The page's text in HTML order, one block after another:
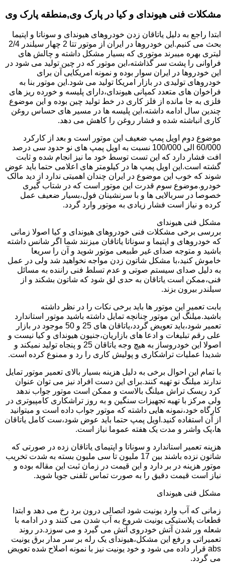
مشکلات فنی هیوندای و کیا در پارک وی,منطقه پارک وی
ابتدا راجع به دلیل یاتاقان زدن خودروهای هیوندای و سوناتا و اپتیما
بحث می کنیم.این خودروها در ایران از موتور تتا 2 چهار سیلندر 2/4
لیتری بهره میبرند موتوری که بسیار مشکل داشته و چالش های
فراوانی را پشت سر گذاشته،این موتور که در چین تولید می شود در
این خودروها در ایران سوار بوده و نمونه امریکایی آن برای
خودروهای تولیدی در بازار امریکا تولید می شود.این موتور بنا به
فراخوان های متعدد کمپانی هیوندای،دارای پلیسه و خورده ریز های
فلزی به جا مانده از فلز کاری در خط تولید چین بوده و این موضوع
چندین سال ادامه داشته،این پلیسه ها در مسیر های حساس روغن
کاری انباشته شده و فشار روغن را کاهش می دهد.
موضوع دوم اویل پمپ ضعیف این موتور است و بعد از کارکرد
60/000 الی 100/000 نسبت به اویل پمپ های نو حدود سی درصد
افت فشار دارد که این تست توسط خود ما نیز انجام شده و ثابت
گشته است.این اویل پمپ ها در کیلومتر های اعلامی حتما باید عوض
شوند که خوب این موضوع در ایران چندان اهمیتی ندارد از دید مالک
خودرو.موضوع سوم قدرت این موتور است که در شتاب گیری
خصوصا در سربالایی ها و با سرنشینان فول،بسیار ضعیف عمل
کرده و نیاز است فشار زیادی به موتور وارد گردد.
مشکل فنی هیوندای
بررسی برخی مشکلات فنی خودروهای هیوندای و کیا اصولا زمانی
که خودروهای و اپتیما و سوناتا یاتاقان میزنند شما اگر شانس داشته
باشید و متوجه صدای غیر طبیعی موتور شوید و آن را سریعا
خاموش کنید،با مشکل شاتون زدن مواجه نخواهید شد ولی در عمل
به دلیل صدای سیستم صوتی و عدم تسلط فنی راننده به مسائل
فنی،ممکن است یاتاقان به حدی لق شود که شاتون بشکند و از
سیلندر بیرون بزند.
بابت تعمیر این موتور ها باید برخی نکات را در نظر داشته
باشید.میلنگ این موتور چنانچه تمایل داشته باشید موتور استاندارد
تعمیر شود،باید تعویض گردد،یاتاقان های 25 و 50 موجود در بازار
علی رقم تبلیغات و ادعا های بازاریان،جنیون هیوندای و کیا نیست و
اصولا این خودروساز به هیچ وجه یاتاقان 25 و پنجاه تولید نمیکند و
شدیدا عملیات تراشکاری و پولیش کاری را رد و ممنوع کرده است.
با تمام این احوال برخی به دلیل هزینه بسیار بالای تعمیر موتور تمایل
ندارند میلنگ نو تهیه کنند.برای این دست افراد نیز می توان عنوان
کرد ریسک تراش میلنگ بالاست و ممکن است موتور جواب ندهد
ولی مرکز با تهیه تجهیزات سنگین و به روز تراشکاری کامپیوتری در
کارگاه خود،نمونه هایی داشته که موتور جواب داده است و میتوانید
از آن استفاده کنید.اویل پمپ حتما باید عوض شود،ست کامل یاتاقان
ها،پک واشر و مدت یک هفته عموما نیاز است.
هزینه تعمیر استاندارد و سوناتا و اپتیمای یاتاقان زده در صورتی که
شاتون نزده باشند بین 17 ملیون تا سی ملیون بسته به شدت تخریب
موتور هزینه در بر دارد و این قیمت در زمان ثبت این مقاله بوده و
نیاز است قیمت دقیق را به صورت تماس تلفنی جویا شوید.
مشکل فنی هیوندای
زمانی که آب وارد یونیت شود اتصالی درون برد رخ می دهد و ابتدا
قطعات پلاستیکی یونیت شروع به آب شدن می کنند و در ادامه با
شعله ور شدن آتش خودروی آتش می گیرد و می سوزد.در روند
تعمیراتی و رفع این مشکل،هیوندای یک رله بر سر مدار برق یونیت
abs قرار داده می شود و خود یونیت نیز با نمونه اصلاح شده تعویض
می گردد.